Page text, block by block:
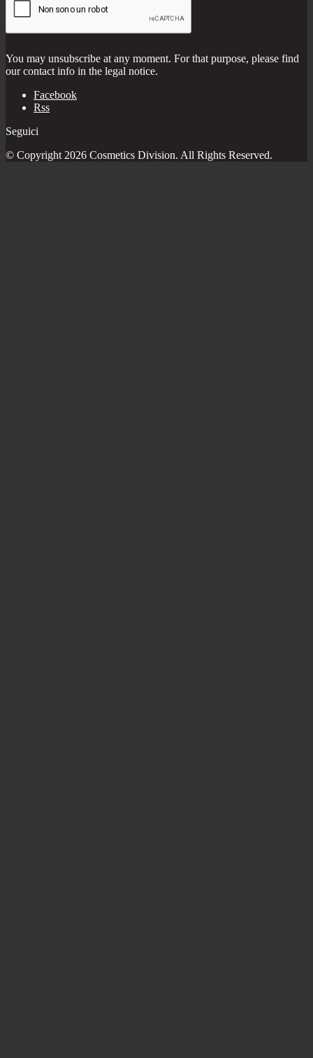
You may unsubscribe at any moment. For that purpose, please find
our contact info in the legal notice.
Facebook
Rss
Seguici
© Copyright 2026 Cosmetics Division. All Rights Reserved.